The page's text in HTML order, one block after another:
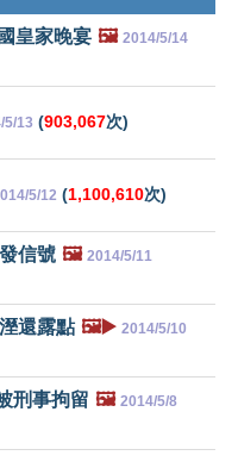
皇家晚宴 🖼️ 2014/5/14
5/13 (903,067次)
5/12 (1,100,610次)
信號 🖼️ 2014/5/11
還露點 🖼️▶️ 2014/5/10
刑事拘留 🖼️ 2014/5/8